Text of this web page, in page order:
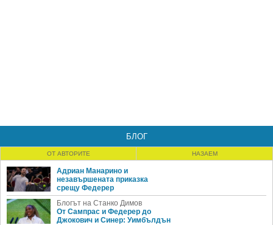
БЛОГ
ОТ АВТОРИТЕ НАЗАЕМ
Адриан Манарино и
незавършената приказка
срещу Федерер
Блогът на Станко Димов
От Сампрас и Федерер до
Джокович и Синер: Уимбълдън